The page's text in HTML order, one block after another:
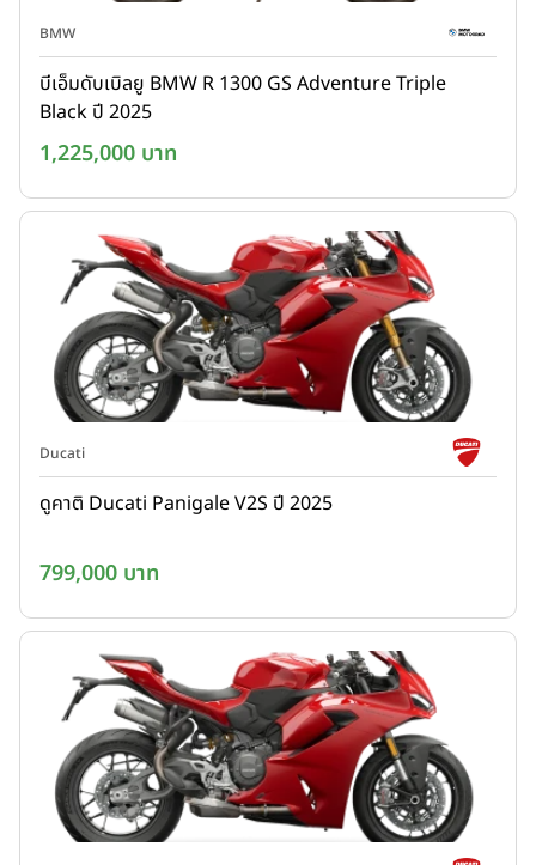
BMW
บีเอ็มดับเบิลยู BMW R 1300 GS Adventure Triple
Black ปี 2025
1,225,000 บาท
Ducati
ดูคาติ Ducati Panigale V2S ปี 2025
799,000 บาท